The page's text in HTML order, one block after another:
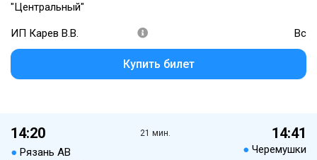
"Центральный"
ИП Карев В.В. Вс
Купить билет
14:20
● Рязань АВ
21 мин. 14:41
● Черемушки